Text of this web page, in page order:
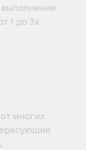
1 до 3х
многих